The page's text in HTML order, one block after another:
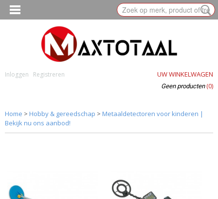
Inloggen Registreren UW WINKELWAGEN
Geen producten (0)
Home > Hobby & gereedschap > Metaaldetectoren voor kinderen |
Bekijk nu ons aanbod!